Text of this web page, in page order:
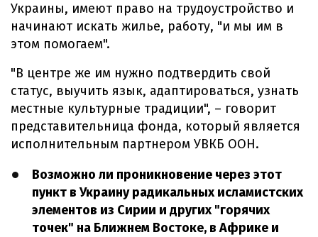
Украины, имеют право на трудоустройство и
начинают искать жилье, работу, "и мы им в
этом помогаем".
"В центре же им нужно подтвердить свой
статус, выучить язык, адаптироваться, узнать
местные культурные традиции", – говорит
представительница фонда, который является
исполнительным партнером УВКБ ООН.
Возможно ли проникновение через этот
пункт в Украину радикальных исламистских
элементов из Сирии и других "горячих
точек" на Ближнем Востоке, в Африке и